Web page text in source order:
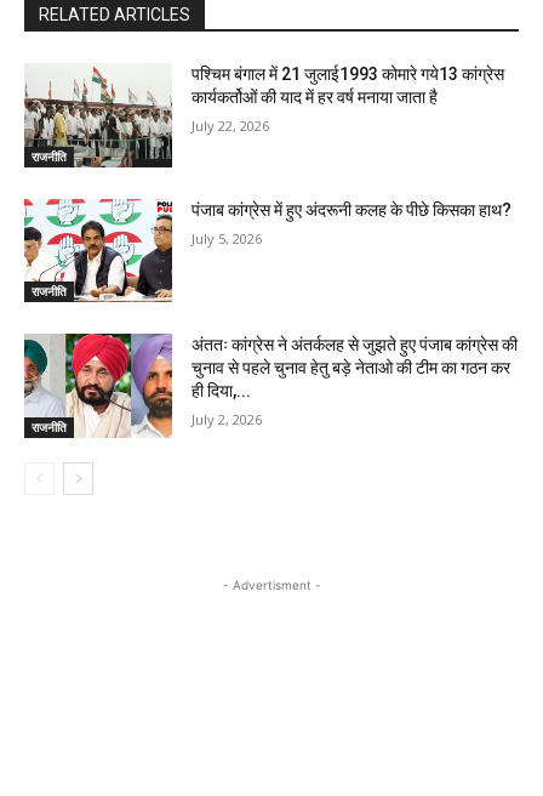
RELATED ARTICLES
राजनीति
पश्चिम बंगाल में 21 जुलाई1993 कोमारे गये13 कांग्रेस
कार्यकर्तोओं की याद में हर वर्ष मनाया जाता है
July 22, 2026
राजनीति
पंजाब कांग्रेस में हुए अंदरूनी कलह के पीछे किसका हाथ?
July 5, 2026
राजनीति
अंततः कांग्रेस ने अंतर्कलह से जुझते हुए पंजाब कांग्रेस की
चुनाव से पहले चुनाव हेतु बड़े नेताओ की टीम का गठन कर
ही दिया,...
July 2, 2026
- Advertisment -